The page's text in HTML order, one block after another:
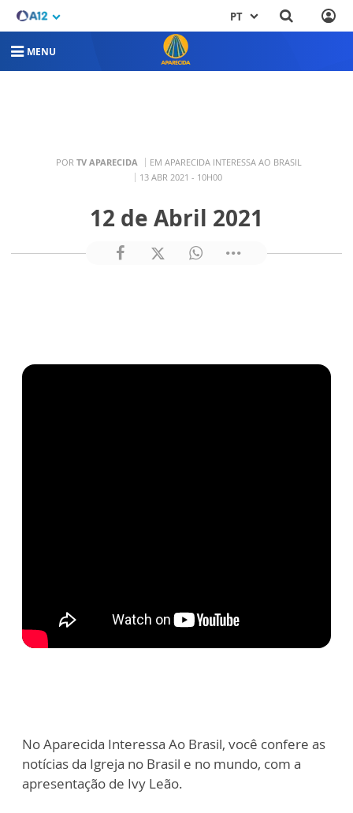
PT
MENU
POR TV APARECIDA
EM APARECIDA INTERESSA AO BRASIL
13 ABR 2021 - 10H00
12 de Abril 2021
No Aparecida Interessa Ao Brasil, você confere as
notícias da Igreja no Brasil e no mundo, com a
apresentação de Ivy Leão.